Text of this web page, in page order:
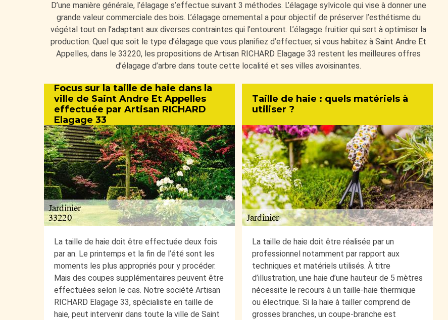
D’une manière générale, l’élagage s’effectue suivant 3 méthodes. L’élagage sylvicole qui vise à donner une
grande valeur commerciale des bois. L’élagage ornemental a pour objectif de préserver l’esthétisme du
végétal tout en l’adaptant aux diverses contraintes qui l’entourent. L’élagage fruitier qui sert à optimiser la
production. Quel que soit le type d’élagage que vous planifiez d’effectuer, si vous habitez à Saint Andre Et
Appelles, dans le 33220, les propositions de Artisan RICHARD Elagage 33 restent les meilleures offres
d’élagage d’arbre dans toute cette localité et ses villes avoisinantes.
Focus sur la taille de haie dans la
ville de Saint Andre Et Appelles
effectuée par Artisan RICHARD
Elagage 33
La taille de haie doit être effectuée deux fois
par an. Le printemps et la fin de l’été sont les
moments les plus appropriés pour y procéder.
Mais des coupes supplémentaires peuvent être
effectuées selon le cas. Notre société Artisan
RICHARD Elagage 33, spécialiste en taille de
haie, peut intervenir dans toute la ville de Saint
Taille de haie : quels matériels à
utiliser ?
La taille de haie doit être réalisée par un
professionnel notamment par rapport aux
techniques et matériels utilisés. À titre
d’illustration, une haie d’une hauteur de 5 mètres
nécessite le recours à un taille-haie thermique
ou électrique. Si la haie à tailler comprend de
grosses branches, un coupe-branche est